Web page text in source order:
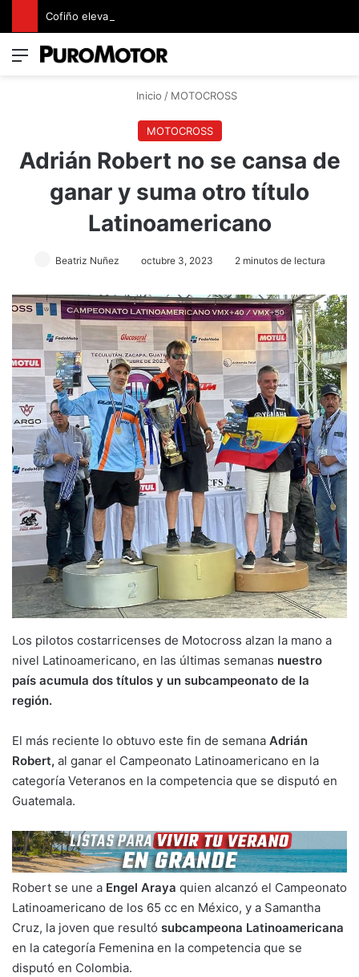
Menú
Inicio / MOTOCROSS
MOTOCROSS
Adrián Robert no se cansa de
ganar y suma otro título
Latinoamericano
Beatriz Nuñez octubre 3, 2023 2 minutos de lectura
Los pilotos costarricenses de Motocross alzan la mano a
nivel Latinoamericano, en las últimas semanas nuestro
país acumula dos títulos y un subcampeonato de la
región.
El más reciente lo obtuvo este fin de semana Adrián
Robert, al ganar el Campeonato Latinoamericano en la
categoría Veteranos en la competencia que se disputó en
Guatemala.
Robert se une a Engel Araya quien alcanzó el Campeonato
Latinoamericano de los 65 cc en México, y a Samantha
Cruz, la joven que resultó subcampeona Latinoamericana
en la categoría Femenina en la competencia que se
disputó en Colombia.